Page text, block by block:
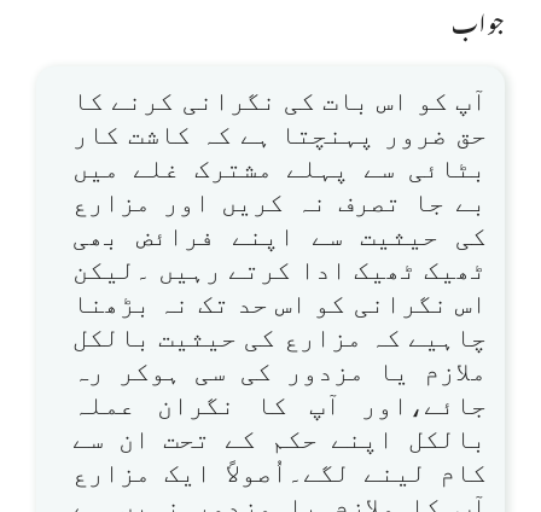
جواب
آپ کو اس بات کی نگرانی کرنے کا
حق ضرور پہنچتا ہے کہ کاشت کار
بٹائی سے پہلے مشترک غلے میں
بے جا تصرف نہ کریں اور مزارع
کی حیثیت سے اپنے فرائض بھی
ٹھیک ٹھیک ادا کرتے رہیں ۔لیکن
اس نگرانی کو اس حد تک نہ بڑھنا
چاہیے کہ مزارع کی حیثیت بالکل
ملازم یا مزدور کی سی ہوکر رہ
جائے،اور آپ کا نگران عملہ
بالکل اپنے حکم کے تحت ان سے
کام لینے لگے۔اُصولاً ایک مزارع